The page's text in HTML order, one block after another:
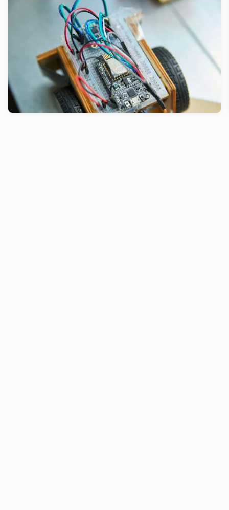
Was wir über Prototyping wissen...
bis jetzt
Prototyping ist ein Innovationstreiber. Hier sind
die Erkenntnisse aus über 40 Jahren voller Tests,
Experimente und überraschender Aha-Momente.